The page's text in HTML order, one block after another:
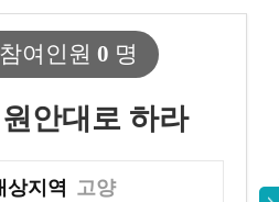
참여인원 0 명
안대로 하라
상지역 고양